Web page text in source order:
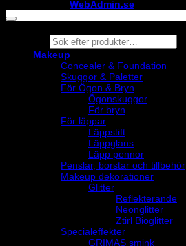
WebAdmin.se
Products
search
Makeup
Concealer & Foundation
Skuggor & Paletter
För Ögon & Bryn
Ögonskuggor
För bryn
För läppar
Läppstift
Läppglans
Läpp pennor
Penslar, borstar och tillbehör
Makeup dekorationer
Glitter
Reflekterande
Neonglitter
Ztirl Bioglitter
Specialeffekter
GRIMAS smink